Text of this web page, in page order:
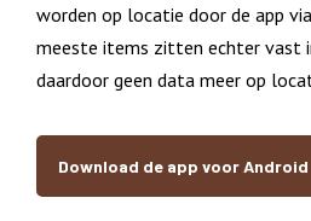
worden op locatie door de app
meeste items zitten echter vast
daardoor geen data meer op
Download de app voor Android